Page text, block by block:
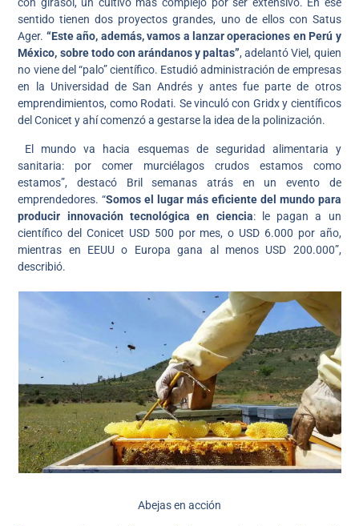
con girasol, un cultivo más complejo por ser extensivo. En ese
sentido tienen dos proyectos grandes, uno de ellos con Satus
Ager. “Este año, además, vamos a lanzar operaciones en Perú y
México, sobre todo con arándanos y paltas”, adelantó Viel, quien
no viene del “palo” científico. Estudió administración de empresas
en la Universidad de San Andrés y antes fue parte de otros
emprendimientos, como Rodati. Se vinculó con Gridx y científicos
del Conicet y ahí comenzó a gestarse la idea de la polinización.
El mundo va hacia esquemas de seguridad alimentaria y
sanitaria: por comer murciélagos crudos estamos como
estamos”, destacó Bril semanas atrás en un evento de
emprendedores. “Somos el lugar más eficiente del mundo para
producir innovación tecnológica en ciencia: le pagan a un
científico del Conicet USD 500 por mes, o USD 6.000 por año,
mientras en EEUU o Europa gana al menos USD 200.000”,
describió.
Abejas en acción